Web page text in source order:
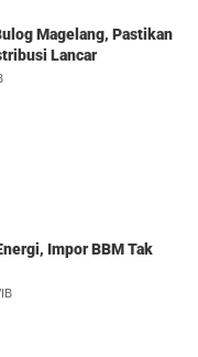
Magelang, Pastikan
Lancar
Impor BBM Tak